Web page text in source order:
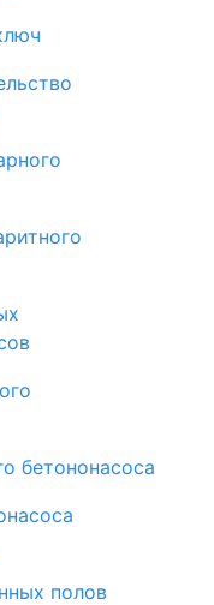
бетононасоса
полов